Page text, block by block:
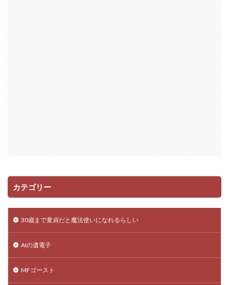
カテゴリー
30歳まで童貞だと魔法使いになれるらしい
AIの遺電子
MFゴースト